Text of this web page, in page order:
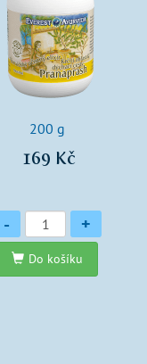
200 g
169 Kč
Množství
- +
Do košíku